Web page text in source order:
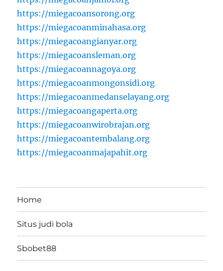
https://miegacoansorong.org
https://miegacoanminahasa.org
https://miegacoangianyar.org
https://miegacoansleman.org
https://miegacoannagoya.org
https://miegacoanmongonsidi.org
https://miegacoanmedanselayang.org
https://miegacoangaperta.org
https://miegacoanwirobrajan.org
https://miegacoantembalang.org
https://miegacoanmajapahit.org
Home
Situs judi bola
Sbobet88